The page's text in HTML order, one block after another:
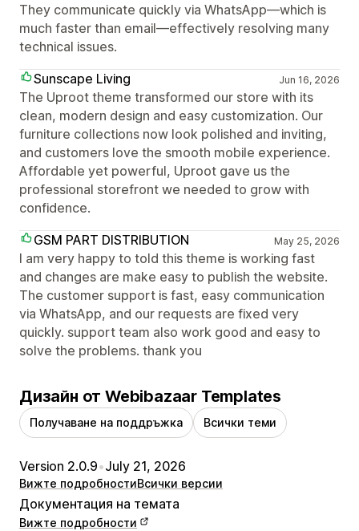
They communicate quickly via WhatsApp—which is
much faster than email—effectively resolving many
technical issues.
Sunscape Living
Jun 16, 2026
The Uproot theme transformed our store with its
clean, modern design and easy customization. Our
furniture collections now look polished and inviting,
and customers love the smooth mobile experience.
Affordable yet powerful, Uproot gave us the
professional storefront we needed to grow with
confidence.
GSM PART DISTRIBUTION
May 25, 2026
I am very happy to told this theme is working fast
and changes are make easy to publish the website.
The customer support is fast, easy communication
via WhatsApp, and our requests are fixed very
quickly. support team also work good and easy to
solve the problems. thank you
Дизайн от Webibazaar Templates
Получаване на поддръжка Всички теми
Version 2.0.9•July 21, 2026
Вижте подробностиВсички версии
Документация на темата
Вижте подробности